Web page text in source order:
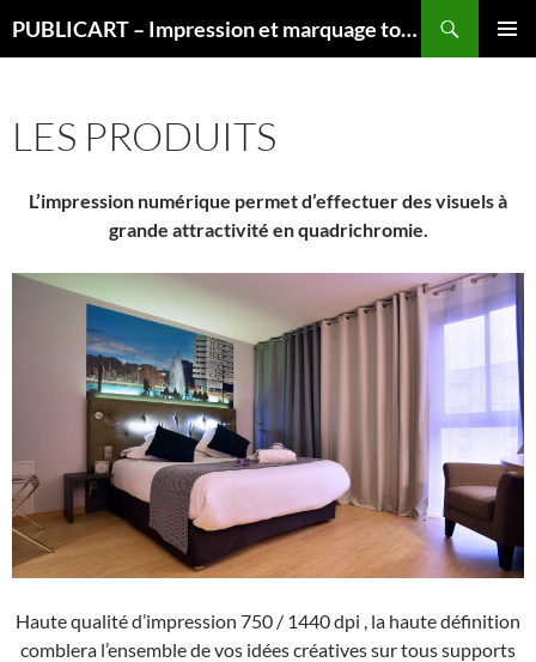
au
PUBLICART – Impression et marquage tous supports
LES PRODUITS
L’impression numérique permet d’effectuer des visuels à
grande attractivité en quadrichromie.
Haute qualité d’impression 750 / 1440 dpi , la haute définition
comblera l’ensemble de vos idées créatives sur tous supports